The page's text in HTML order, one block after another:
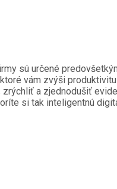
sú určené
vám zvýši
a zjednodušiť
si tak inteligentnú